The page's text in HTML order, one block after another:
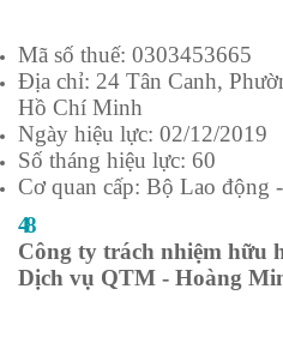
Mã số thuế: 0303453665
Địa chỉ: 24 Tân Canh,
Hồ Chí Minh
Ngày hiệu lực: 02/12/2019
Số tháng hiệu lực: 60
Cơ quan cấp: Bộ Lao
48
Công ty trách nhiệm hữu
Dịch vụ QTM - Hoàng